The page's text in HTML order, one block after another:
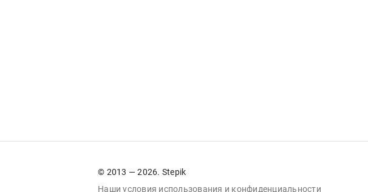
© 2013 — 2026. Stepik
Наши условия использования и конфиденциальности